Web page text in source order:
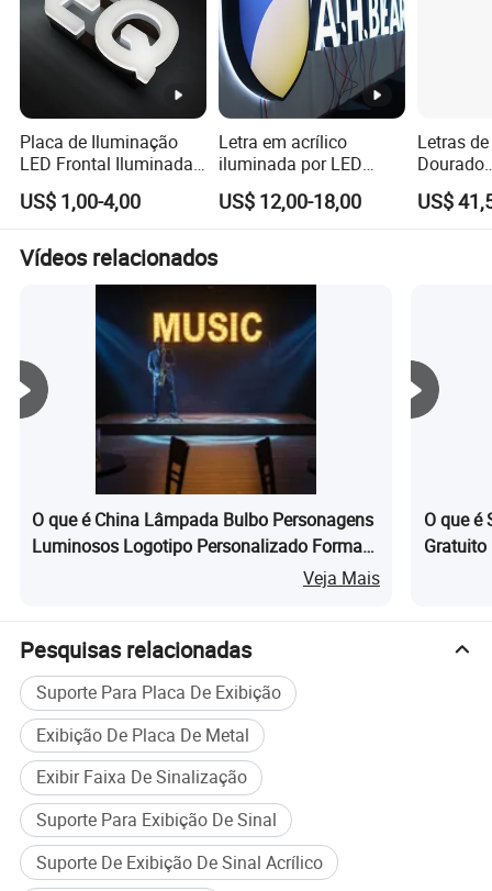
Placa de Iluminação
LED Frontal Iluminada
em Acrílico
Personalizado
US$ 1,00-4,00
Letra em acrílico
iluminada por LED
popular na frente e
atrás
US$ 12,00-18,00
Letras
Dourado
Estilosa
US$
Vídeos relacionados
O que é China Lâmpada Bulbo Personagens
Luminosos Logotipo Personalizado Formato
Veja Mais
O que é
Gratuito
Pesquisas relacionadas
Suporte Para Placa De Exibição
Exibição De Placa De Metal
Exibir Faixa De Sinalização
Suporte Para Exibição De Sinal
Suporte De Exibição De Sinal Acrílico